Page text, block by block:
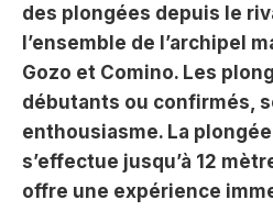
des plongées depuis le
l’ensemble de l’archipel
Gozo et Comino. Les
débutants ou confirmés,
enthousiasme. La
s’effectue jusqu’à 12
offre une expérience